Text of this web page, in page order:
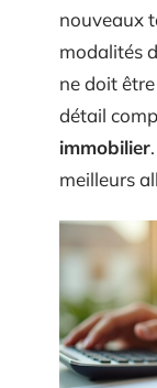
nouveaux
modalités
ne doit
détail
immobilier
meilleurs